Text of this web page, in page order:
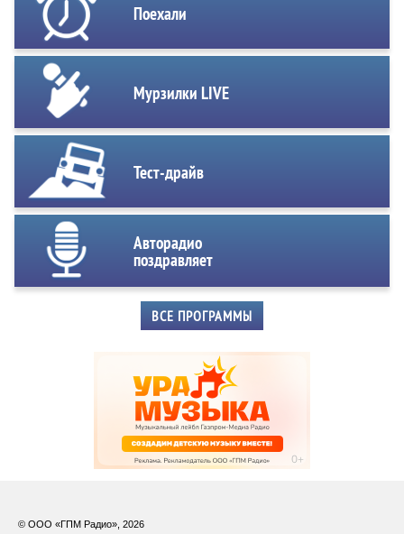
Поехали
Мурзилки LIVE
Тест-драйв
Авторадио
поздравляет
ВСЕ ПРОГРАММЫ
© ООО «ГПМ Радио», 2026